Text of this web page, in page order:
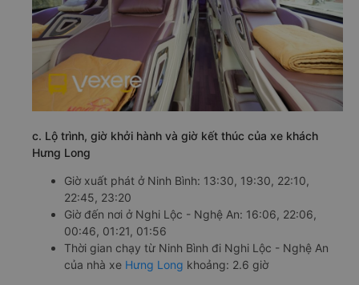
c. Lộ trình, giờ khởi hành và giờ kết thúc của xe khách
Hưng Long
Giờ xuất phát ở Ninh Bình: 13:30, 19:30, 22:10,
22:45, 23:20
Giờ đến nơi ở Nghi Lộc - Nghệ An: 16:06, 22:06,
00:46, 01:21, 01:56
Thời gian chạy từ Ninh Bình đi Nghi Lộc - Nghệ An
của nhà xe Hưng Long khoảng: 2.6 giờ